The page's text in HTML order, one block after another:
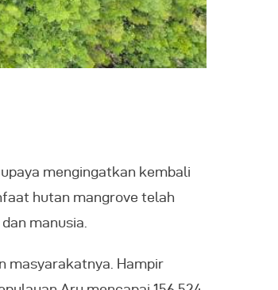
mengingatkan kembali
hutan mangrove telah
manusia.
masyarakatnya. Hampir